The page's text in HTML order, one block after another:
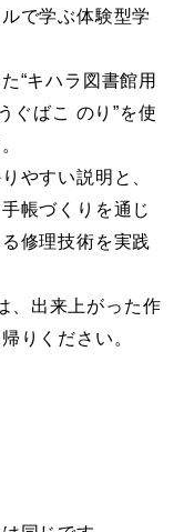
で学ぶ体験型学
“キハラ図書館用
ぐばこ のり”を使
やすい説明と、
帳づくりを通じ
修理技術を実践
、出来上がった作
りください。